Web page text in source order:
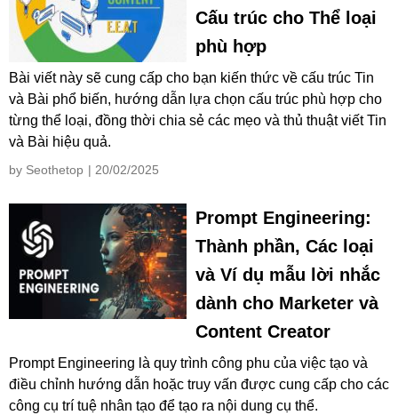
Cấu trúc cho Thể loại
phù hợp
Bài viết này sẽ cung cấp cho bạn kiến thức về cấu trúc Tin
và Bài phổ biến, hướng dẫn lựa chọn cấu trúc phù hợp cho
từng thể loại, đồng thời chia sẻ các mẹo và thủ thuật viết Tin
và Bài hiệu quả.
by Seothetop | 20/02/2025
Prompt Engineering:
Thành phần, Các loại
và Ví dụ mẫu lời nhắc
dành cho Marketer và
Content Creator
Prompt Engineering là quy trình công phu của việc tạo và
điều chỉnh hướng dẫn hoặc truy vấn được cung cấp cho các
công cụ trí tuệ nhân tạo để tạo ra nội dung cụ thể.